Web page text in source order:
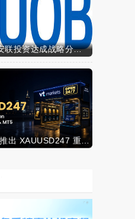
大华银行与安联投资达成战略分销合作，深化财富业务布局
VT Markets推出 XAUUSD247 重新定义黄金交易时间